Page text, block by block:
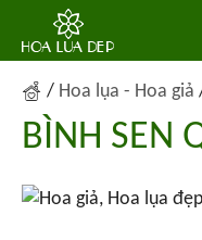
/ Hoa lụa - Hoa giả
BÌNH SEN